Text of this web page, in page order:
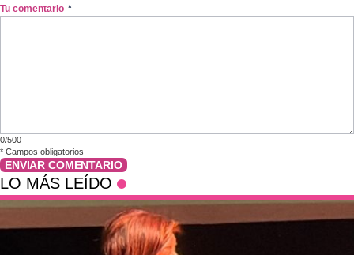
Tu comentario *
0/500
* Campos obligatorios
ENVIAR COMENTARIO
LO MÁS LEÍDO